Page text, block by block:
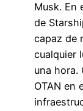
Musk. En
de
capaz de
cualquier
una hora.
OTAN en